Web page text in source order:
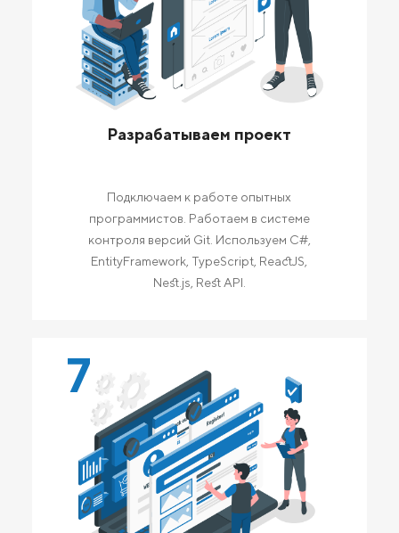
Разрабатываем проект
Подключаем к работе опытных
программистов. Работаем в системе
контроля версий Git. Используем C#,
EntityFramework, TypeScript, ReactJS,
Nest.js, Rest API.
7